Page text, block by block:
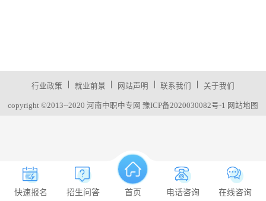
行业政策 | 就业前景 | 网站声明 | 联系我们 | 关于我们
copyright ©2013--2020 河南中职中专网 豫ICP备2020030082号-1 网站地图
快速报名 招生问答 首页 电话咨询 在线咨询